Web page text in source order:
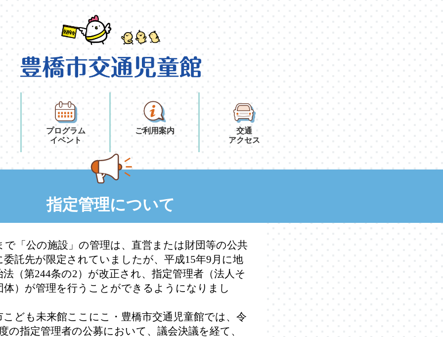
プログラム
イベント
ご利用案内
交通
アクセス
指定管理について
で「公の施設」の管理は、直営または財団等の公共
委託先が限定されていましたが、平成15年9月に地
法（第244条の2）が改正され、指定管理者（法人そ
体）が管理を行うことができるようになりまし
こども未来館ここにこ・豊橋市交通児童館では、令
の指定管理者の公募において、議会決議を経て、